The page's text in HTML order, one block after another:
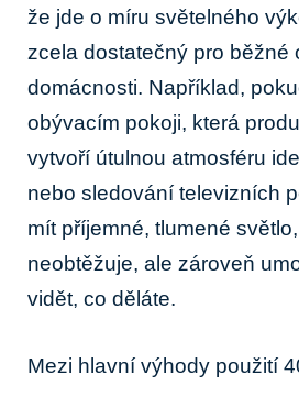
že jde o míru světelného
zcela dostatečný pro běžné
domácnosti. Například,
obývacím pokoji, která
vytvoří útulnou atmosféru
nebo sledování televizních
mít příjemné, tlumené
neobtěžuje, ale zároveň
vidět, co děláte.
Mezi‌ hlavní výhody použití